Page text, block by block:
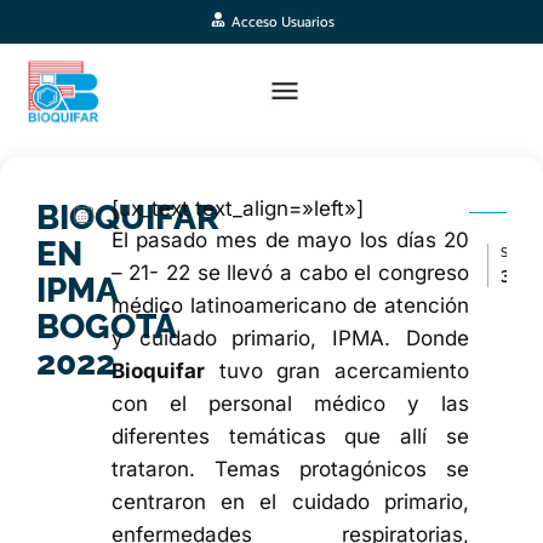
Acceso Usuarios
BIOQUIFAR
EN
IPMA
BOGOTÁ
2022
[ux_text text_align=»left»]
El pasado mes de mayo los días 20
– 21- 22 se llevó a cabo el congreso
médico latinoamericano de atención
y cuidado primario, IPMA. Donde
Bioquifartuvo gran acercamiento
con el personal médico y las
diferentes temáticas que allí se
trataron. Temas protagónicos se
centraron en el cuidado primario,
enfermedades respiratorias,